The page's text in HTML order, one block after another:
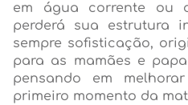
em água corrente ou
perderá sua estrutura
sempre sofisticação,
para as mamães e
pensando em
primeiro momento da